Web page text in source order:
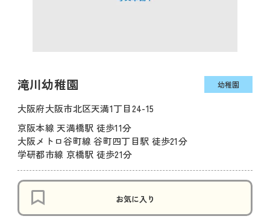
滝川幼稚園 幼稚園
大阪府大阪市北区天満1丁目24-15
京阪本線 天満橋駅 徒歩11分
大阪メトロ谷町線 谷町四丁目駅 徒歩21分
学研都市線 京橋駅 徒歩21分
お気に入り